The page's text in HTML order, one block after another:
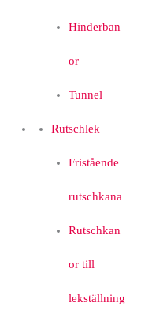
Hinderban
or
Tunnel
Rutschlek
Fristående
rutschkana
Rutschkan
or till
lekställning